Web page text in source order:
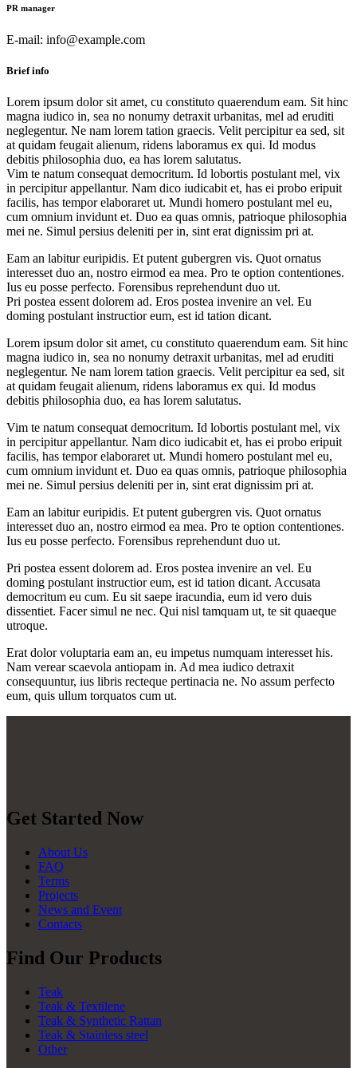
PR manager
E-mail: info@example.com
Brief info
Lorem ipsum dolor sit amet, cu constituto quaerendum eam. Sit hinc
magna iudico in, sea no nonumy detraxit urbanitas, mel ad eruditi
neglegentur. Ne nam lorem tation graecis. Velit percipitur ea sed, sit
at quidam feugait alienum, ridens laboramus ex qui. Id modus
debitis philosophia duo, ea has lorem salutatus.
Vim te natum consequat democritum. Id lobortis postulant mel, vix
in percipitur appellantur. Nam dico iudicabit et, has ei probo eripuit
facilis, has tempor elaboraret ut. Mundi homero postulant mel eu,
cum omnium invidunt et. Duo ea quas omnis, patrioque philosophia
mei ne. Simul persius deleniti per in, sint erat dignissim pri at.
Eam an labitur euripidis. Et putent gubergren vis. Quot ornatus
interesset duo an, nostro eirmod ea mea. Pro te option contentiones.
Ius eu posse perfecto. Forensibus reprehendunt duo ut.
Pri postea essent dolorem ad. Eros postea invenire an vel. Eu
doming postulant instructior eum, est id tation dicant.
Lorem ipsum dolor sit amet, cu constituto quaerendum eam. Sit hinc
magna iudico in, sea no nonumy detraxit urbanitas, mel ad eruditi
neglegentur. Ne nam lorem tation graecis. Velit percipitur ea sed, sit
at quidam feugait alienum, ridens laboramus ex qui. Id modus
debitis philosophia duo, ea has lorem salutatus.
Vim te natum consequat democritum. Id lobortis postulant mel, vix
in percipitur appellantur. Nam dico iudicabit et, has ei probo eripuit
facilis, has tempor elaboraret ut. Mundi homero postulant mel eu,
cum omnium invidunt et. Duo ea quas omnis, patrioque philosophia
mei ne. Simul persius deleniti per in, sint erat dignissim pri at.
Eam an labitur euripidis. Et putent gubergren vis. Quot ornatus
interesset duo an, nostro eirmod ea mea. Pro te option contentiones.
Ius eu posse perfecto. Forensibus reprehendunt duo ut.
Pri postea essent dolorem ad. Eros postea invenire an vel. Eu
doming postulant instructior eum, est id tation dicant. Accusata
democritum eu cum. Eu sit saepe iracundia, eum id vero duis
dissentiet. Facer simul ne nec. Qui nisl tamquam ut, te sit quaeque
utroque.
Erat dolor voluptaria eam an, eu impetus numquam interesset his.
Nam verear scaevola antiopam in. Ad mea iudico detraxit
consequuntur, ius libris recteque pertinacia ne. No assum perfecto
eum, quis ullum torquatos cum ut.
Get Started Now
About Us
FAQ
Terms
Projects
News and Event
Contacts
Find Our Products
Teak
Teak & Textilene
Teak & Synthetic Rattan
Teak & Stainless steel
Other